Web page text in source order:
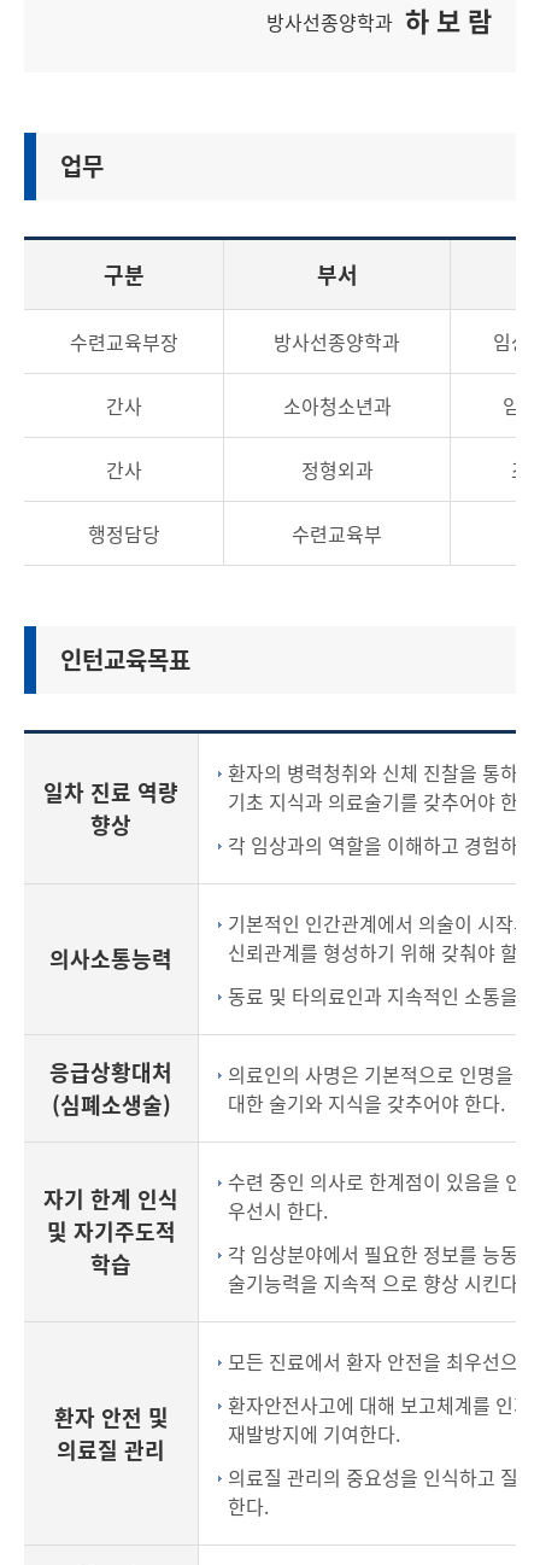
방사선종양학과 하 보 람
업무
구분 부서
수련교육부장 방사선종양학과 임상
간사 소아청소년과 임
간사 정형외과 조
행정담당 수련교육부
인턴교육목표
일차 진료 역량
향상
환자의 병력청취와 신체 진찰을 통하
기초 지식과 의료술기를 갖추어야 한다.
각 임상과의 역할을 이해하고 경험하
의사소통능력
기본적인 인간관계에서 의술이 시작
신뢰관계를 형성하기 위해 갖춰야 할
동료 및 타의료인과 지속적인 소통을
응급상황대처
(심폐소생술)
의료인의 사명은 기본적으로 인명을
대한 술기와 지식을 갖추어야 한다.
자기 한계 인식
및 자기주도적
학습
수련 중인 의사로 한계점이 있음을 인
우선시 한다.
각 임상분야에서 필요한 정보를 능동
술기능력을 지속적 으로 향상 시킨다.
환자 안전 및
의료질 관리
모든 진료에서 환자 안전을 최우선으
환자안전사고에 대해 보고체계를 인
재발방지에 기여한다.
의료질 관리의 중요성을 인식하고 질
한다.